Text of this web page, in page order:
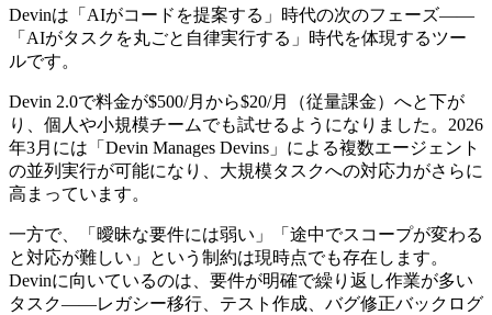
Devinは「AIがコードを提案する」時代の次のフェーズ——
「AIがタスクを丸ごと自律実行する」時代を体現するツー
ルです。
Devin 2.0で料金が$500/月から$20/月（従量課金）へと下が
り、個人や小規模チームでも試せるようになりました。2026
年3月には「Devin Manages Devins」による複数エージェント
の並列実行が可能になり、大規模タスクへの対応力がさらに
高まっています。
一方で、「曖昧な要件には弱い」「途中でスコープが変わる
と対応が難しい」という制約は現時点でも存在します。
Devinに向いているのは、要件が明確で繰り返し作業が多い
タスク——レガシー移行、テスト作成、バグ修正バックログ